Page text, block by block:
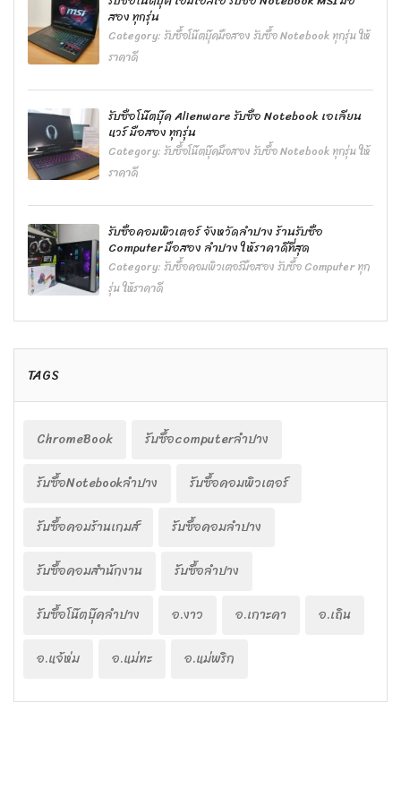
สอง ทุกรุ่น
Category:รับซื้อโน๊ตบุ๊คมือสอง รับซื้อ Notebook ทุกรุ่น ให้
ราคาดี
รับซื้อโน๊ตบุ๊ค Alienware รับซื้อ Notebook เอเลียน
แวร์ มือสอง ทุกรุ่น
Category:รับซื้อโน๊ตบุ๊คมือสอง รับซื้อ Notebook ทุกรุ่น ให้
ราคาดี
รับซื้อคอมพิวเตอร์ จังหวัดลำปาง ร้านรับซื้อ
Computer มือสอง ลำปาง ให้ราคาดีที่สุด
Category:รับซื้อคอมพิวเตอร์มือสอง รับซื้อ Computer ทุก
รุ่น ให้ราคาดี
TAGS
ChromeBook
รับซื้อcomputerลำปาง
รับซื้อNotebookลำปาง
รับซื้อคอมพิวเตอร์
รับซื้อคอมร้านเกมส์
รับซื้อคอมลำปาง
รับซื้อคอมสำนักงาน
รับซื้อลำปาง
รับซื้อโน๊ตบุ๊คลำปาง
อ.งาว อ.เกาะคา
อ.เถิน
อ.แจ้ห่ม
อ.แม่ทะ อ.แม่พริก